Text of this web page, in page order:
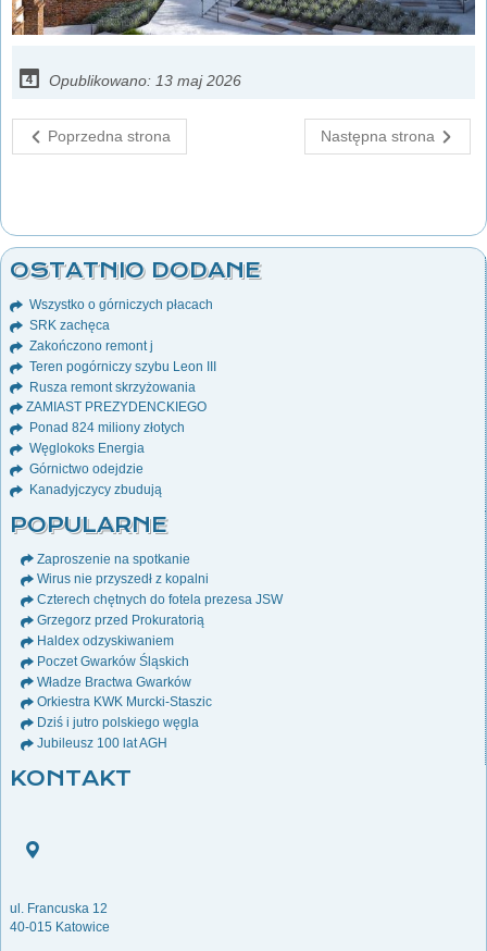
Opublikowano: 13 maj 2026
Poprzedna strona Następna strona
OSTATNIO DODANE
Wszystko o górniczych płacach
SRK zachęca
Zakończono remont j
Teren pogórniczy szybu Leon III
Rusza remont skrzyżowania
ZAMIAST PREZYDENCKIEGO
Ponad 824 miliony złotych
Węglokoks Energia
Górnictwo odejdzie
Kanadyjczycy zbudują
POPULARNE
Zaproszenie na spotkanie
Wirus nie przyszedł z kopalni
Czterech chętnych do fotela prezesa JSW
Grzegorz przed Prokuratorią
Haldex odzyskiwaniem
Poczet Gwarków Śląskich
Władze Bractwa Gwarków
Orkiestra KWK Murcki-Staszic
Dziś i jutro polskiego węgla
Jubileusz 100 lat AGH
KONTAKT
ul. Francuska 12
40-015 Katowice